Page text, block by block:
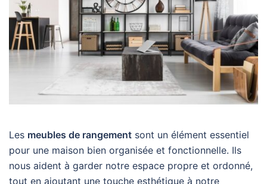
Les meubles de rangement sont un élément essentiel
pour une maison bien organisée et fonctionnelle. Ils
nous aident à garder notre espace propre et ordonné,
tout en ajoutant une touche esthétique à notre